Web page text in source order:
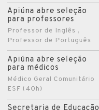
Apiúna abre seleção
para professores
Professor de Inglês ,
Professor de Português
Apiúna abre seleção
para médicos
Médico Geral Comunitário
ESF (40h)
Secretaria de Educação